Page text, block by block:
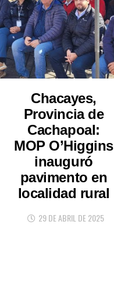
Chacayes,
Provincia de
Cachapoal:
MOP O’Higgins
inauguró
pavimento en
localidad rural
29 DE ABRIL DE 2025